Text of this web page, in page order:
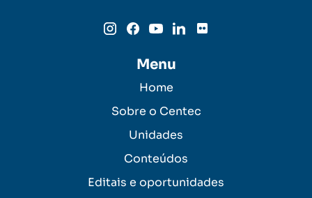
Menu
Home
Sobre o Centec
Unidades
Conteúdos
Editais e oportunidades